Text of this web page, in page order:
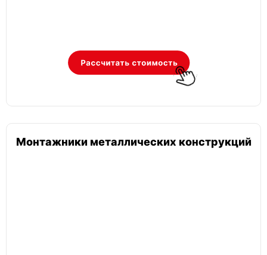
Монтажники металлических конструкций